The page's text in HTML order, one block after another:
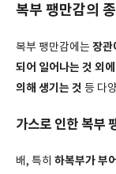
복부 팽만감의
복부 팽만감에는 장관
되어 일어나는 것 외
의해 생기는 것 등 다
가스로 인한 복부
배, 특히 하복부가 부